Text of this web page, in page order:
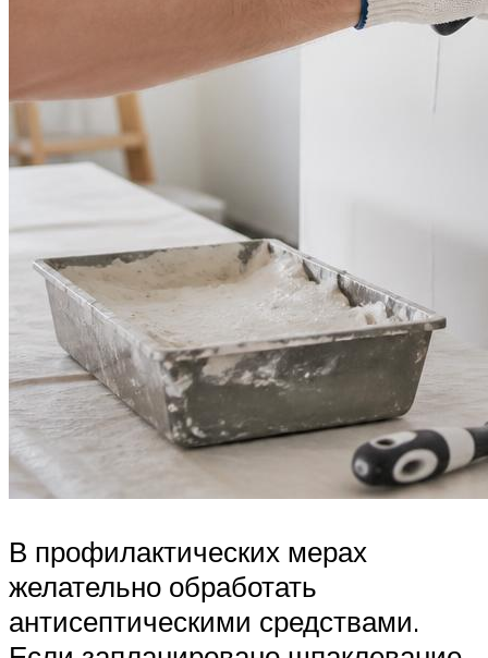
В профилактических мерах
желательно обработать
антисептическими средствами.